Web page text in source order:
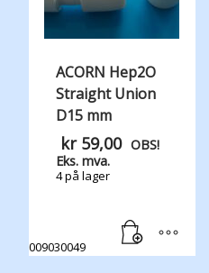
ACORN Hep2O
Straight Union
D15 mm
kr59,00 OBS!
Eks. mva.
4 på lager
009030049